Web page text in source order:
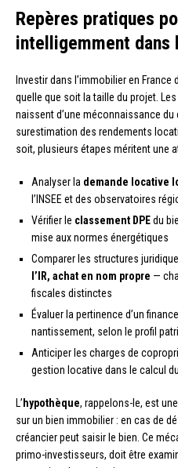
Repères pratiques
intelligemment dans
Investir dans l’immobilier en
quelle que soit la taille du projet.
naissent d’une méconnaissance du
surestimation des rendements
soit, plusieurs étapes méritent une
Analyser la demande locative
l’INSEE et des observatoires
Vérifier le classement DPEdu
mise aux normes énergétiques
Comparer les structures
l’IR, achat en nom propre —
fiscales distinctes
Évaluer la pertinence d’un
nantissement, selon le profil
Anticiper les charges de
gestion locative dans le calcul
L’hypothèque, rappelons-le, est
sur un bien immobilier : en cas de
créancier peut saisir le bien. Ce
primo-investisseurs, doit être